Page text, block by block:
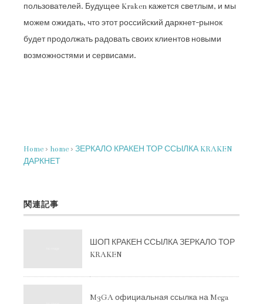
пользователей. Будущее Kraken кажется светлым, и мы
можем ожидать, что этот российский даркнет-рынок
будет продолжать радовать своих клиентов новыми
возможностями и сервисами.
Home › home ›ЗЕРКАЛО КРАКЕН ТОР ССЫЛКА KRAKEN
ДАРКНЕТ
関連記事
ШОП КРАКЕН ССЫЛКА ЗЕРКАЛО ТОР
KRAKEN
M3GA официальная ссылка на Mega